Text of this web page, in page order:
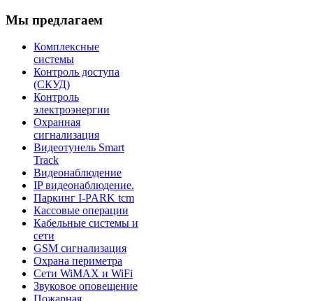
Мы предлагаем
Комплексные
системы
Контроль доступа
(СКУД)
Контроль
электроэнергии
Охранная
сигнализация
Видеотунель Smart
Track
Видеонаблюдение
IP видеонаблюдение.
Паркинг I-PARK tcm
Кассовые операции
Кабельные системы и
сети
GSM сигнализация
Охрана периметра
Сети WiMAX и WiFi
Звуковое оповещение